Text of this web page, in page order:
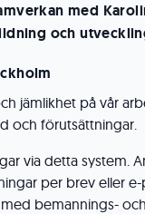
med
och
jämlikhet på vår
och förutsättningar.
via detta system.
per brev eller
bemannings-